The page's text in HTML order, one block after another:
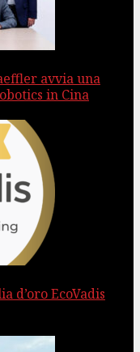
avvia una
in Cina
d’oro EcoVadis